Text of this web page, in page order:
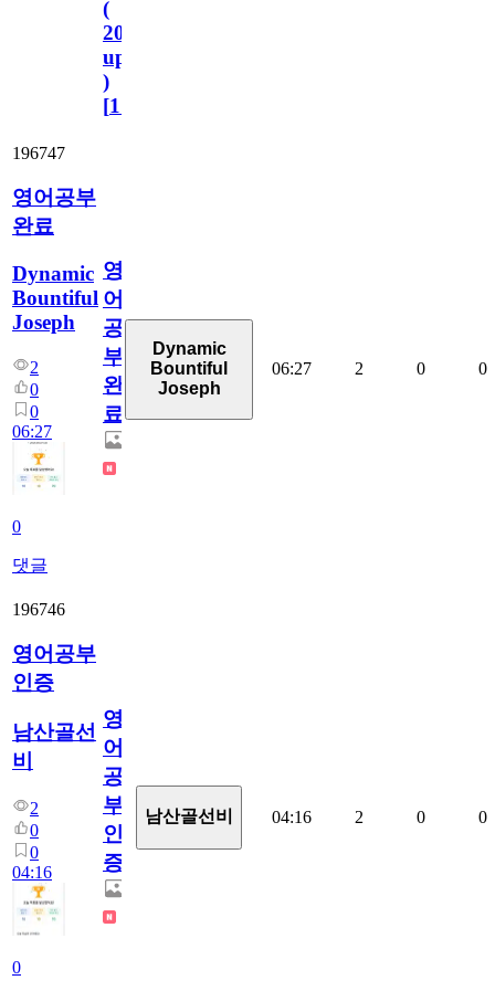
(
2023.11.1
update
)
[110
196747
영어공부
완료
Dynamic
Bountiful
Joseph
2
0
0
06:27
0
댓글
영
어
공
부
완
료
Dynamic
Bountiful
Joseph
06:27 2 0 0
196746
영어공부
인증
남산골선
비
2
0
0
04:16
0
영
어
공
부
인
증
남산골선비 04:16 2 0 0